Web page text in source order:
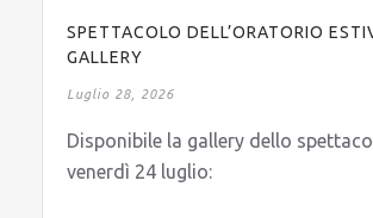
SPETTACOLO DELL’ORATORIO
GALLERY
Luglio 28, 2026
Disponibile la gallery dello
venerdì 24 luglio: